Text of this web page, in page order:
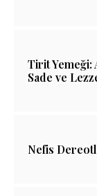
Tirit Yemeği:
Sade ve
Nefis